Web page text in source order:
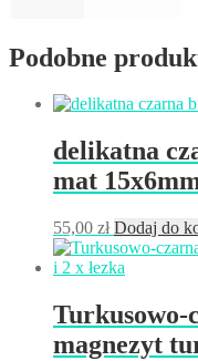
Podobne
delikatna
mat
55,00 zł Dodaj do
Turkusowo-
magnezyt